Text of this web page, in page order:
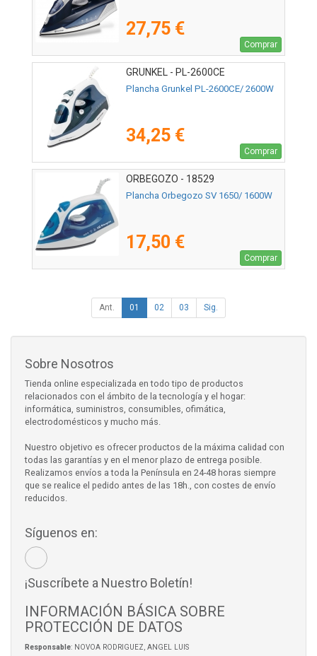
27,75 €
Comprar
GRUNKEL - PL-2600CE
Plancha Grunkel PL-2600CE/ 2600W
34,25 €
Comprar
ORBEGOZO - 18529
Plancha Orbegozo SV 1650/ 1600W
17,50 €
Comprar
Ant. 01 02 03 Sig.
Sobre Nosotros
Tienda online especializada en todo tipo de productos
relacionados con el ámbito de la tecnología y el hogar:
informática, suministros, consumibles, ofimática,
electrodomésticos y mucho más.
Nuestro objetivo es ofrecer productos de la máxima calidad con
todas las garantías y en el menor plazo de entrega posible.
Realizamos envíos a toda la Península en 24-48 horas siempre
que se realice el pedido antes de las 18h., con costes de envío
reducidos.
Síguenos en:
¡Suscríbete a Nuestro Boletín!
INFORMACIÓN BÁSICA SOBRE
PROTECCIÓN DE DATOS
Responsable: NOVOA RODRIGUEZ, ANGEL LUIS